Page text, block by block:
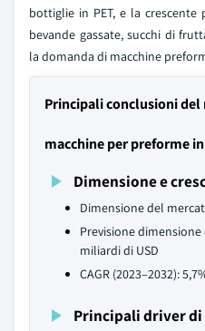
bottiglie in PET, e la
bevande gassate, succhi di
la domanda di macchine
Principali conclusioni
macchine per preforme in
Dimensione e
Dimensione del
Previsione dimensione
miliardi di USD
CAGR (2023–2032):
Principali driver di